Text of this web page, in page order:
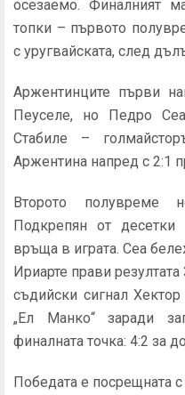
осезаемо. Финалният
топки – първото
с уругвайската, след
Аржентинците първи
Пеуселе, но Педро
Стабиле –
Аржентина напред с 2:1
Второто полувреме
Подкрепян от десетки
връща в играта. Сеа
Ириарте прави
съдийски сигнал
„Ел Манко“ заради
финалната точка: 4:2 за
Победата е посрещната